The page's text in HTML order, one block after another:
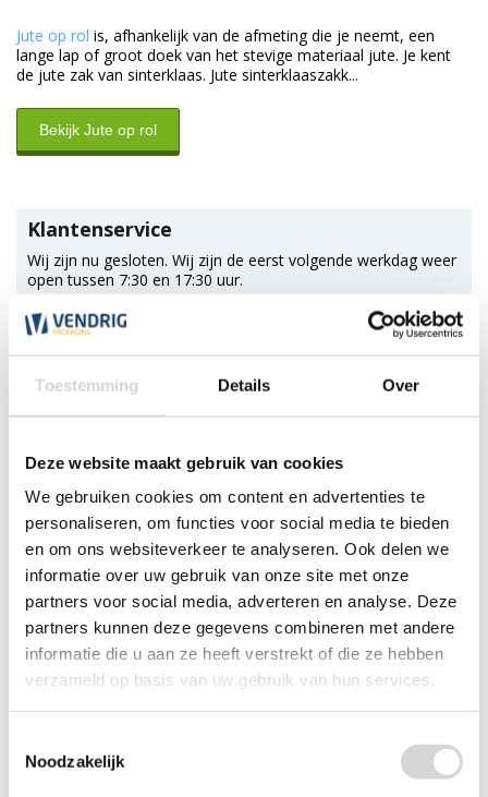
Toestemming Details Over
Deze website maakt gebruik van cookies
We gebruiken cookies om content en advertenties te
personaliseren, om functies voor social media te bieden
en om ons websiteverkeer te analyseren. Ook delen we
informatie over uw gebruik van onze site met onze
partners voor social media, adverteren en analyse. Deze
partners kunnen deze gegevens combineren met andere
informatie die u aan ze heeft verstrekt of die ze hebben
verzameld op basis van uw gebruik van hun services.
Noodzakelijk
Jute op rol is, afhankelijk van de afmeting die je neemt, een
lange lap of groot doek van het stevige materiaal jute. Je kent
de jute zak van sinterklaas. Jute sinterklaaszakk...
Bekijk Jute op rol
Klantenservice
Wij zijn nu gesloten. Wij zijn de eerst volgende werkdag weer
open tussen 7:30 en 17:30 uur.
*Magazijn heeft andere
0348 4791 95
WhatsApp 0348 479195
Mailen
Offerte aanvragen Vraag een speciale prijs op bij ons, wij
kijken naar de mogelijkheden.